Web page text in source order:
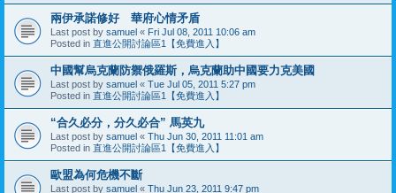
兩伊承諾修好 華府心情矛盾
Last post by samuel « Fri Jul 08, 2011 10:06 am
Posted in 直進公開討論區1【免費進入】
中國幫烏克蘭防禦俄羅斯，烏克蘭助中國要力克美國
Last post by samuel « Tue Jul 05, 2011 5:27 pm
Posted in 直進公開討論區1【免費進入】
“合久必分，分久必合” 馬英九
Last post by samuel « Thu Jun 30, 2011 11:01 am
Posted in 直進公開討論區1【免費進入】
歐盟為何危機不斷
Last post by samuel « Thu Jun 23, 2011 9:47 pm